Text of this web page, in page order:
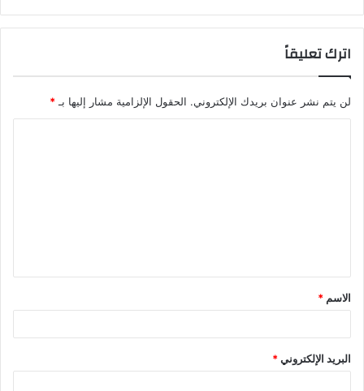
اترك تعليقاً
لن يتم نشر عنوان بريدك الإلكتروني. الحقول الإلزامية مشار إليها بـ *
ق
*
الاسم *
البريد الإلكتروني*